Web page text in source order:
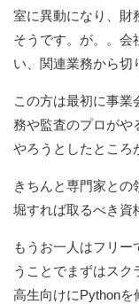
室に異動になり、財
そうです。が。。会
い、関連業務から切
この方は最初に事
務や監査のプロがや
やろうとしたところ
きちんと専門家との
堀すれば取るべき資
もうお一人はフリ
うことでまずはスク
高生向けにPythonを